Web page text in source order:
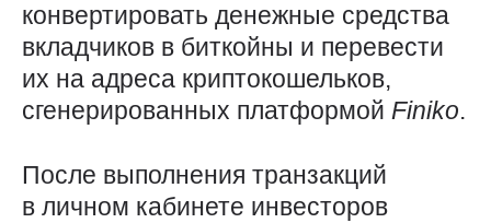
конвертировать денежные средства
вкладчиков в биткойны и перевести
их на адреса криптокошельков,
сгенерированных платформой Finiko.
После выполнения транзакций
в личном кабинете инвесторов